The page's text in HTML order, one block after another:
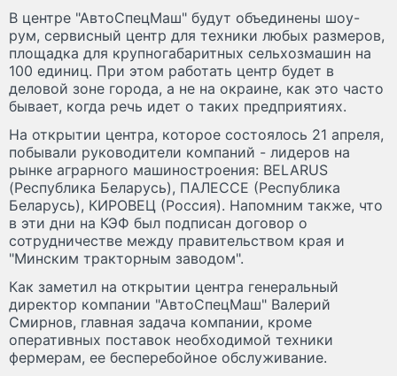
В центре "АвтоСпецМаш" будут объединены шоу-
рум, сервисный центр для техники любых размеров,
площадка для крупногабаритных сельхозмашин на
100 единиц. При этом работать центр будет в
деловой зоне города, а не на окраине, как это часто
бывает, когда речь идет о таких предприятиях.
На открытии центра, которое состоялось 21 апреля,
побывали руководители компаний - лидеров на
рынке аграрного машиностроения: BELARUS
(Республика Беларусь), ПАЛЕССЕ (Республика
Беларусь), КИРОВЕЦ (Россия). Напомним также, что
в эти дни на КЭФ был подписан договор о
сотрудничестве между правительством края и
"Минским тракторным заводом".
Как заметил на открытии центра генеральный
директор компании "АвтоСпецМаш" Валерий
Смирнов, главная задача компании, кроме
оперативных поставок необходимой техники
фермерам, ее бесперебойное обслуживание.